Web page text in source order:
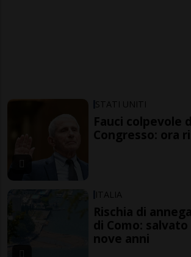
STATI UNITI
Fauci colpevole
Congresso: ora
ITALIA
Rischia di
di Como:
nove anni